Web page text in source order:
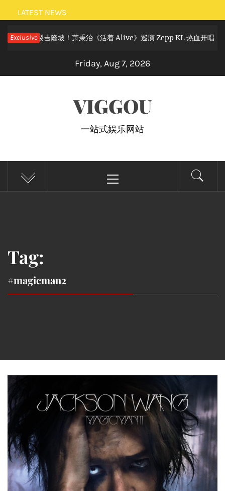
Skip
to
content
LATEST NEWS
Exclusive
狂欢炸裂吉隆坡！萧秉治《活着 Alive》巡演 Zepp KL 热血开唱
Friday, Aug 7, 2026
VIGGOU
一站式娱乐网站
Menu
Tag:
#magicman2